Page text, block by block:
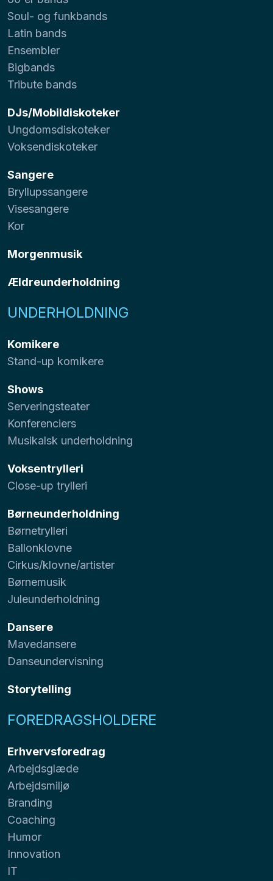
Soul- og funkbands
Latin bands
Ensembler
Bigbands
Tribute bands
DJs/Mobildiskoteker
Ungdomsdiskoteker
Voksendiskoteker
Sangere
Bryllupssangere
Visesangere
Kor
Morgenmusik
Ældreunderholdning
UNDERHOLDNING
Komikere
Stand-up komikere
Shows
Serveringsteater
Konferenciers
Musikalsk underholdning
Voksentrylleri
Close-up trylleri
Børneunderholdning
Børnetrylleri
Ballonklovne
Cirkus/klovne/artister
Børnemusik
Juleunderholdning
Dansere
Mavedansere
Danseundervisning
Storytelling
FOREDRAGSHOLDERE
Erhvervsforedrag
Arbejdsglæde
Arbejdsmiljø
Branding
Coaching
Humor
Innovation
IT